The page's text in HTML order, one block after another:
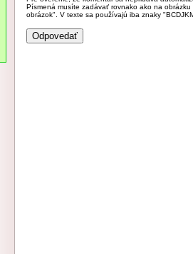
Písmená musíte zadávať rovnako ako na
obrázok". V texte sa používajú iba znaky